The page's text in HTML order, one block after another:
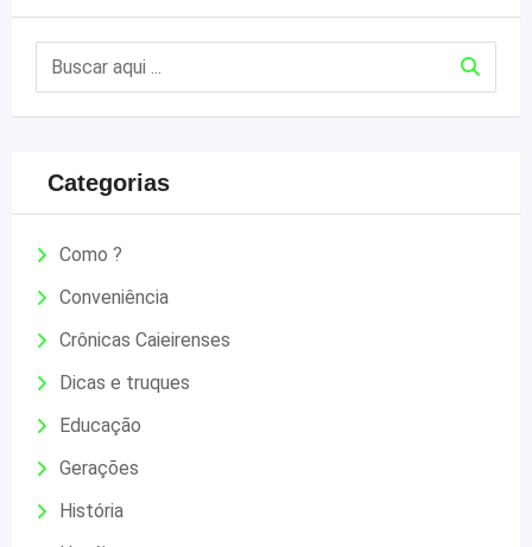
Categorias
Como ?
Conveniência
Crônicas Caieirenses
Dicas e truques
Educação
Gerações
História